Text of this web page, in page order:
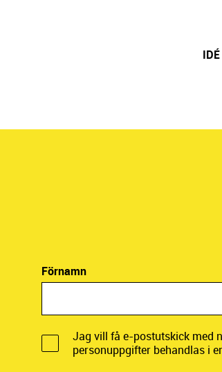
Förnamn
Jag vill få e-postutskick med
personuppgifter behandlas i